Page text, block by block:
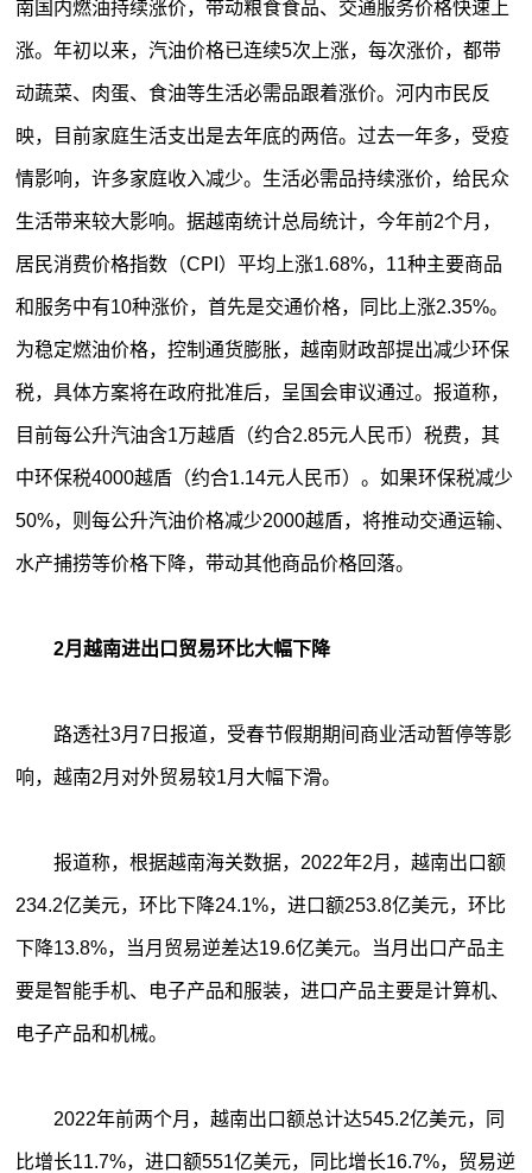
南国内燃油持续涨价，带动粮食食品、交通服务价格快速上
涨。年初以来，汽油价格已连续5次上涨，每次涨价，都带
动蔬菜、肉蛋、食油等生活必需品跟着涨价。河内市民反
映，目前家庭生活支出是去年底的两倍。过去一年多，受疫
情影响，许多家庭收入减少。生活必需品持续涨价，给民众
生活带来较大影响。据越南统计总局统计，今年前2个月，
居民消费价格指数（CPI）平均上涨1.68%，11种主要商品
和服务中有10种涨价，首先是交通价格，同比上涨2.35%。
为稳定燃油价格，控制通货膨胀，越南财政部提出减少环保
税，具体方案将在政府批准后，呈国会审议通过。报道称，
目前每公升汽油含1万越盾（约合2.85元人民币）税费，其
中环保税4000越盾（约合1.14元人民币）。如果环保税减少
50%，则每公升汽油价格减少2000越盾，将推动交通运输、
水产捕捞等价格下降，带动其他商品价格回落。
2月越南进出口贸易环比大幅下降
路透社3月7日报道，受春节假期期间商业活动暂停等影
响，越南2月对外贸易较1月大幅下滑。
报道称，根据越南海关数据，2022年2月，越南出口额
234.2亿美元，环比下降24.1%，进口额253.8亿美元，环比
下降13.8%，当月贸易逆差达19.6亿美元。当月出口产品主
要是智能手机、电子产品和服装，进口产品主要是计算机、
电子产品和机械。
2022年前两个月，越南出口额总计达545.2亿美元，同
比增长11.7%，进口额551亿美元，同比增长16.7%，贸易逆